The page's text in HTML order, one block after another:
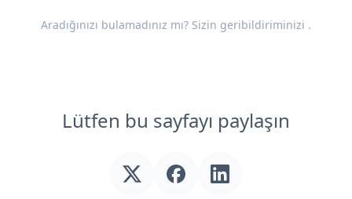
Aradığınızı bulamadınız mı? Sizin geribildiriminizi .
Lütfen bu sayfayı paylaşın